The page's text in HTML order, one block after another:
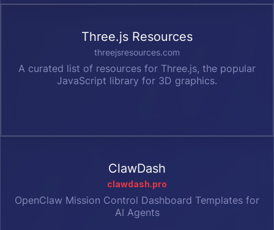
Three.js Resources
threejsresources.com
A curated list of resources for Three.js, the popular
JavaScript library for 3D graphics.
ClawDash
clawdash.pro
OpenClaw Mission Control Dashboard Templates for
AI Agents